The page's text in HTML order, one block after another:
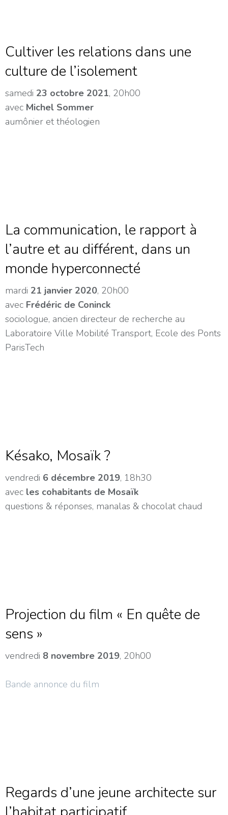
Cultiver les relations dans une
culture de l’isolement
samedi 23 octobre 2021, 20h00
avec Michel Sommer
aumônier et théologien
La communication, le rapport à
l’autre et au différent, dans un
monde hyperconnecté
mardi 21 janvier 2020, 20h00
avec Frédéric de Coninck
sociologue, ancien directeur de recherche au
Laboratoire Ville Mobilité Transport, Ecole des Ponts
ParisTech
Késako, Mosaïk ?
vendredi 6 décembre 2019, 18h30
avec les cohabitants de Mosaïk
questions & réponses, manalas & chocolat chaud
Projection du film « En quête de
sens »
vendredi 8 novembre 2019, 20h00
Bande annonce du film
Regards d’une jeune architecte sur